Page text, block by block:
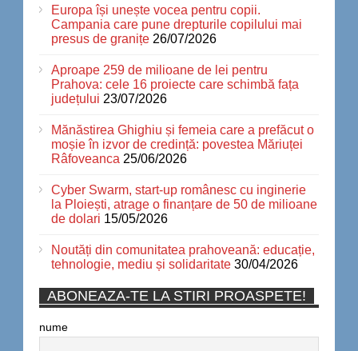
Europa își unește vocea pentru copii.
Campania care pune drepturile copilului mai
presus de granițe 26/07/2026
Aproape 259 de milioane de lei pentru
Prahova: cele 16 proiecte care schimbă fața
județului 23/07/2026
Mănăstirea Ghighiu și femeia care a prefăcut o
moșie în izvor de credință: povestea Măriuței
Râfoveanca 25/06/2026
Cyber Swarm, start-up românesc cu inginerie
la Ploiești, atrage o finanțare de 50 de milioane
de dolari 15/05/2026
Noutăți din comunitatea prahoveană: educație,
tehnologie, mediu și solidaritate 30/04/2026
ABONEAZA-TE LA STIRI PROASPETE!
nume